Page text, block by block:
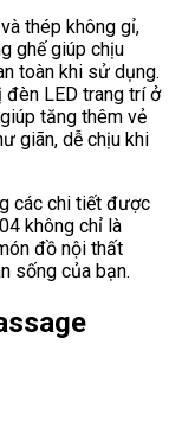
thép không gỉ,
ghế giúp chịu
toàn khi sử dụng.
đèn LED trang trí ở
tăng thêm vẻ
giãn, dễ chịu khi
các chi tiết được
không chỉ là
đồ nội thất
sống của bạn.